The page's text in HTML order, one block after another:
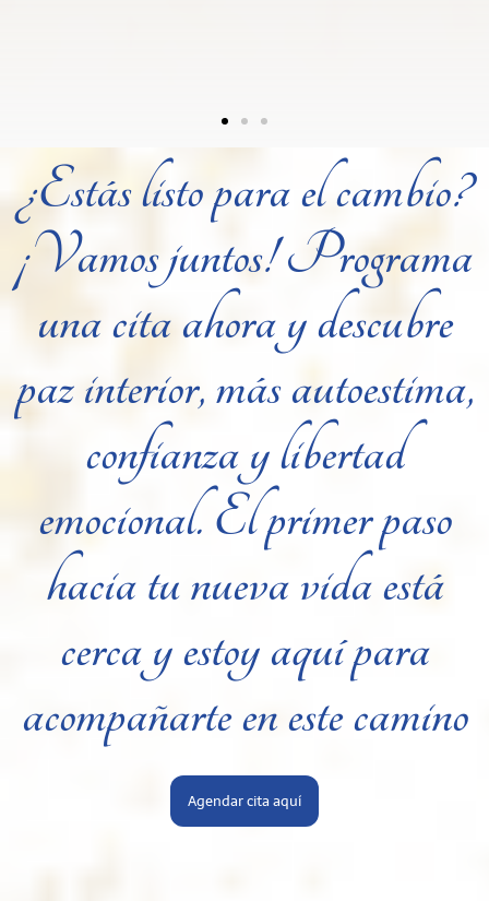
¿Estás listo para el cambio?
¡Vamos juntos! Programa
una cita ahora y descubre
paz interior, más autoestima,
confianza y libertad
emocional. El primer paso
hacia tu nueva vida está
cerca y estoy aquí para
acompañarte en este camino
Agendar cita aquí